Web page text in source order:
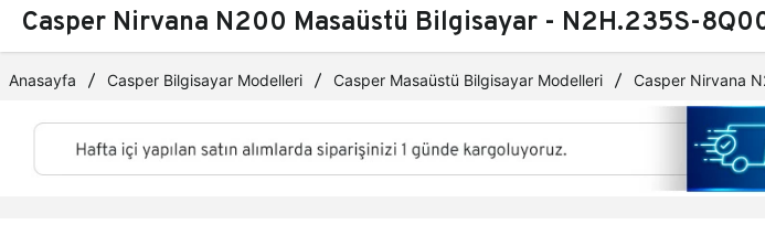
Casper Nirvana N200 Masaüstü Bilgisayar - N2H.235S-
Anasayfa Casper Bilgisayar Modelleri Casper Masaüstü Bilgisayar Modelleri Casper Nirvana